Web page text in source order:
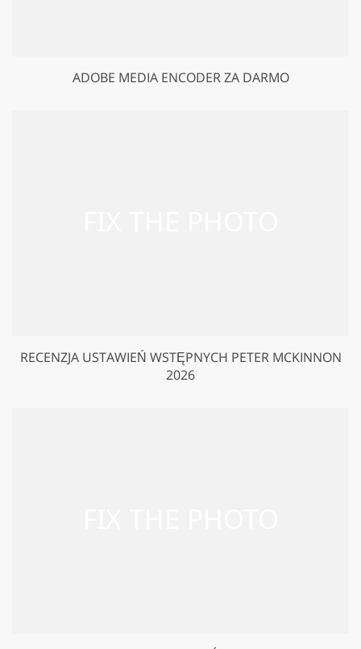
ADOBE MEDIA ENCODER ZA DARMO
RECENZJA USTAWIEŃ WSTĘPNYCH PETER MCKINNON
2026